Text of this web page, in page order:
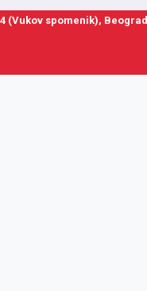
(Vukov spomenik), Beograd